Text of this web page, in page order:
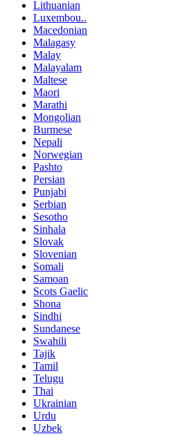
Lithuanian
Luxembou..
Macedonian
Malagasy
Malay
Malayalam
Maltese
Maori
Marathi
Mongolian
Burmese
Nepali
Norwegian
Pashto
Persian
Punjabi
Serbian
Sesotho
Sinhala
Slovak
Slovenian
Somali
Samoan
Scots Gaelic
Shona
Sindhi
Sundanese
Swahili
Tajik
Tamil
Telugu
Thai
Ukrainian
Urdu
Uzbek